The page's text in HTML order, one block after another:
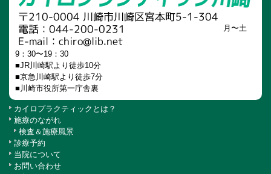
月〜土
9：30〜19：30
■JR川崎駅より徒歩10分
■京急川崎駅より徒歩7分
■川崎市役所第一庁舎裏
カイロプラクティックとは？
施療のながれ
検査＆施療風景
診療予約
当院について
お問い合わせ